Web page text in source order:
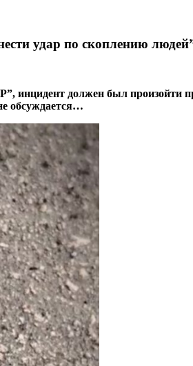
удар по скоплению
инцидент должен был
обсуждается…